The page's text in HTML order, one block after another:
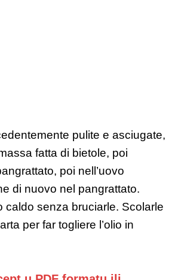
pulite e asciugate,
fatta di bietole, poi
poi nell’uovo
di nuovo nel pangrattato.
caldo senza bruciarle. Scolarle
per far togliere l’olio in